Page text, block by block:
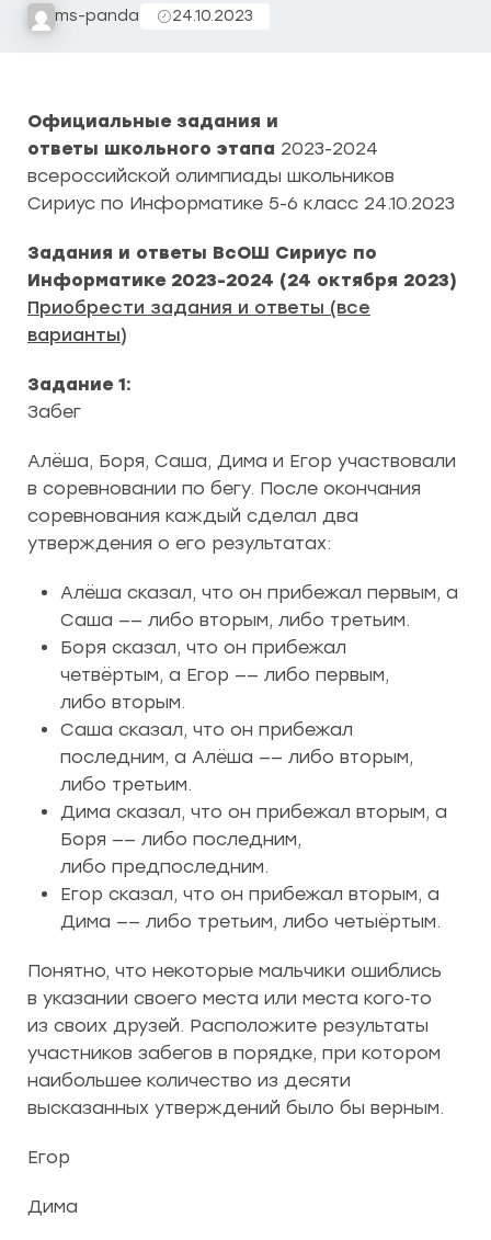
ms-panda 24.10.2023
Официальные задания и
ответы школьного этапа 2023-2024
всероссийской олимпиады школьников
Сириус по Информатике 5-6 класс 24.10.2023
Задания и ответы ВсОШ Сириус по
Информатике 2023-2024 (24 октября 2023)
Приобрести задания и ответы (все
варианты)
Задание 1:
Забег
Алёша, Боря, Саша, Дима и Егор участвовали
в соревновании по бегу. После окончания
соревнования каждый сделал два
утверждения о его результатах:
Алёша сказал, что он прибежал первым, а
Саша —— либо вторым, либо третьим.
Боря сказал, что он прибежал
четвёртым, а Егор —— либо первым,
либо вторым.
Саша сказал, что он прибежал
последним, а Алёша —— либо вторым,
либо третьим.
Дима сказал, что он прибежал вторым, а
Боря —— либо последним,
либо предпоследним.
Егор сказал, что он прибежал вторым, а
Дима —— либо третьим, либо четыёртым.
Понятно, что некоторые мальчики ошиблись
в указании своего места или места кого‑то
из своих друзей. Расположите результаты
участников забегов в порядке, при котором
наибольшее количество из десяти
высказанных утверждений было бы верным.
Егор
Дима